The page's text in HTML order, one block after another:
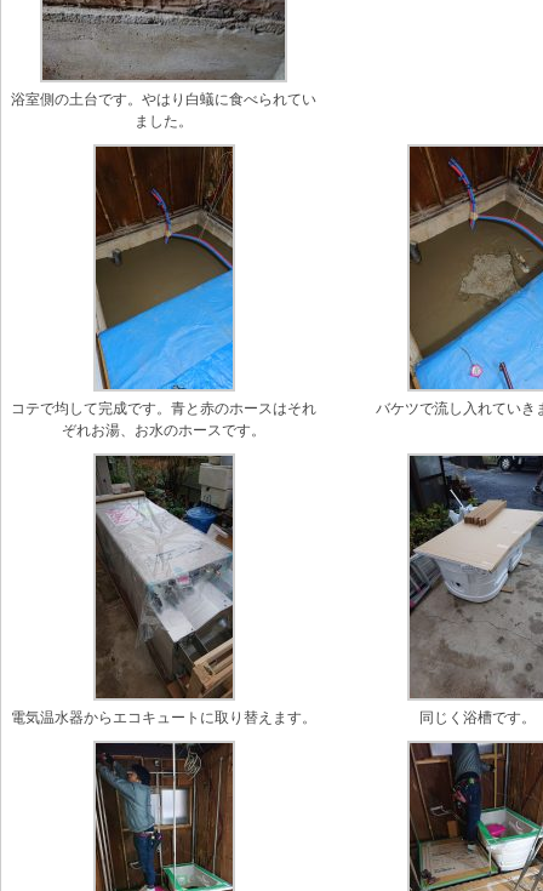
浴室側の土台です。やはり白蟻に食べられてい
ました。
コテで均して完成です。青と赤のホースはそれ
ぞれお湯、お水のホースです。
バケツで流し入れていき
電気温水器からエコキュートに取り替えます。 同じく浴槽です。